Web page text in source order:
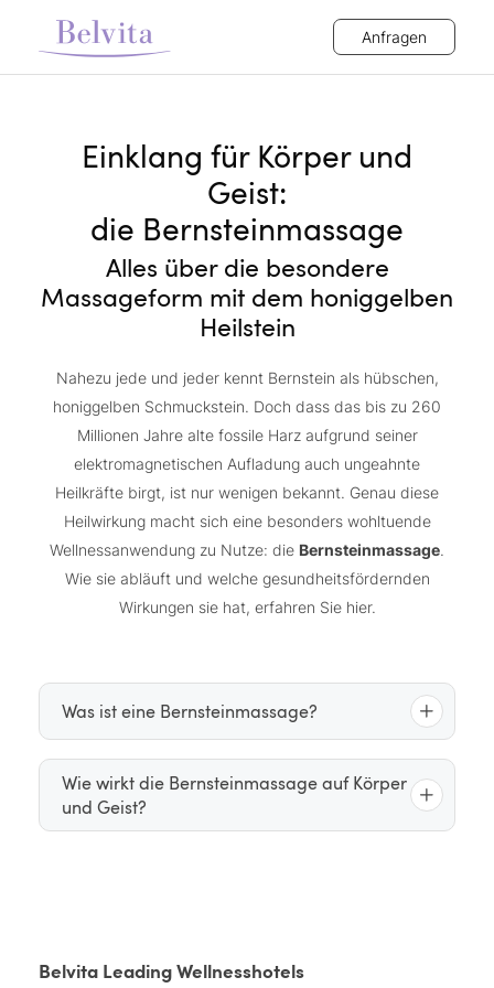
Anfragen
Einklang für Körper und
Geist:
die Bernsteinmassage
Alles über die besondere
Massageform mit dem honiggelben
Heilstein
Nahezu jede und jeder kennt Bernstein als hübschen,
honiggelben Schmuckstein. Doch dass das bis zu 260
Millionen Jahre alte fossile Harz aufgrund seiner
elektromagnetischen Aufladung auch ungeahnte
Heilkräfte birgt, ist nur wenigen bekannt. Genau diese
Heilwirkung macht sich eine besonders wohltuende
Wellnessanwendung zu Nutze: die Bernsteinmassage.
Wie sie abläuft und welche gesundheitsfördernden
Wirkungen sie hat, erfahren Sie hier.
Was ist eine Bernsteinmassage?
Bei der Bernsteinmassage handelt es sich um eine
sanfte energetische Massage, bei der
Bernsteine in
Wie wirkt die Bernsteinmassage auf Körper
und Geist?
Belvita Leading Wellnesshotels